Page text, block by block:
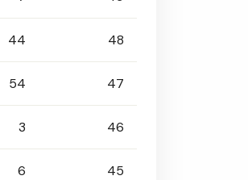
44 48
54 47
3 46
6 45